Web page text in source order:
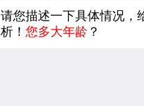
请您描述一下具体情况，
析！您多大年龄 ？